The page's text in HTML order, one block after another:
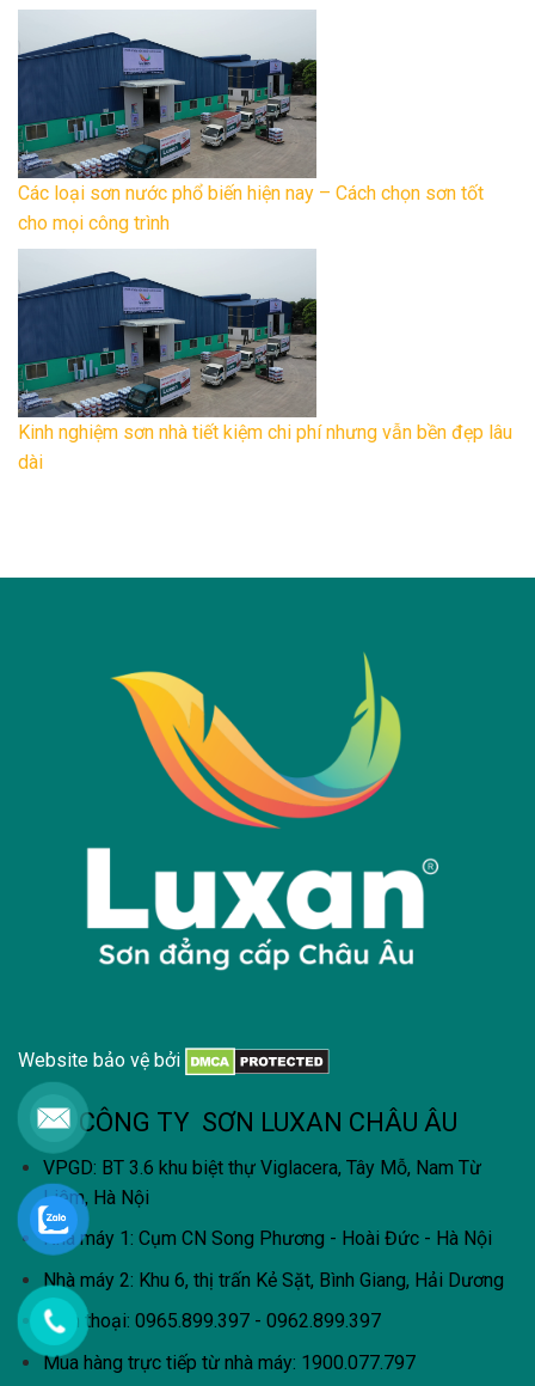
Các loại sơn nước phổ biến hiện nay – Cách chọn sơn tốt
cho mọi công trình
Kinh nghiệm sơn nhà tiết kiệm chi phí nhưng vẫn bền đẹp lâu
dài
Website bảo vệ bởi
CÔNG TY SƠN LUXAN CHÂU ÂU
VPGD: BT 3.6 khu biệt thự Viglacera, Tây Mỗ, Nam Từ
Liêm, Hà Nội
Nhà máy 1: Cụm CN Song Phương - Hoài Đức - Hà Nội
Nhà máy 2: Khu 6, thị trấn Kẻ Sặt, Bình Giang, Hải Dương
Điện thoại: 0965.899.397 - 0962.899.397
Mua hàng trực tiếp từ nhà máy: 1900.077.797